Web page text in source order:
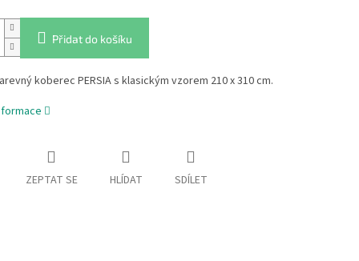
Přidat do košíku
koberec PERSIA s klasickým vzorem 210 x 310 cm.
ZEPTAT SE HLÍDAT SDÍLET